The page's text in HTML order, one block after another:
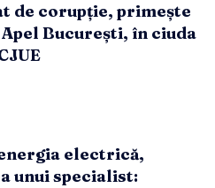
de corupție, primește
București, în ciuda
electrică,
unui specialist: